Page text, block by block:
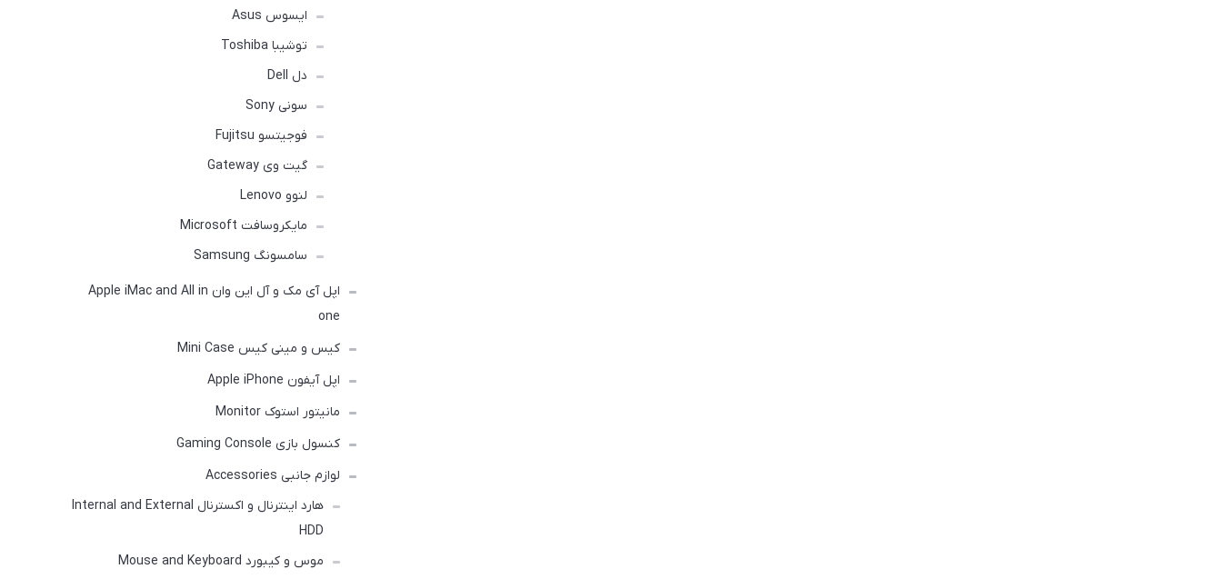
ایسوس Asus
توشیبا Toshiba
دل Dell
سونی Sony
فوجیتسو Fujitsu
گیت وی Gateway
لنوو Lenovo
مایکروسافت Microsoft
سامسونگ Samsung
اپل آی مک و آل این وان Apple iMac and All in
one
کیس و مینی کیس Mini Case
اپل آیفون Apple iPhone
مانیتور استوک Monitor
کنسول بازی Gaming Console
لوازم جانبی Accessories
هارد اینترنال و اکسترنال Internal and External
HDD
موس و کیبورد Mouse and Keyboard